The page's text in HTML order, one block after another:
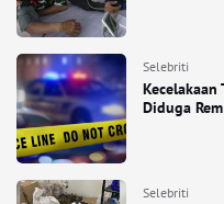
Selebriti
Diduga
Selebriti